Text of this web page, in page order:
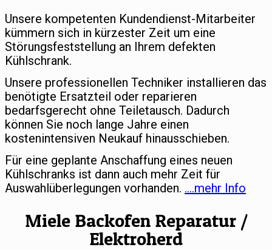
Unsere kompetenten Kundendienst-Mitarbeiter
kümmern sich in kürzester Zeit um eine
Störungsfeststellung an Ihrem defekten
Kühlschrank.
Unsere professionellen Techniker installieren das
benötigte Ersatzteil oder reparieren
bedarfsgerecht ohne Teiletausch. Dadurch
können Sie noch lange Jahre einen
kostenintensiven Neukauf hinausschieben.
Für eine geplante Anschaffung eines neuen
Kühlschranks ist dann auch mehr Zeit für
Auswahlüberlegungen vorhanden. ….mehr Info
Miele Backofen Reparatur /
Elektroherd